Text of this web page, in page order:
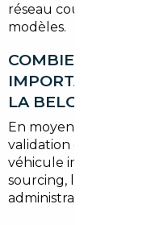
réseau couvre un
modèles.
COMBIEN DE
IMPORTATION
LA BELGIQUE ?
En moyenne,
validation de votre
véhicule immatriculé
sourcing, les
administratives